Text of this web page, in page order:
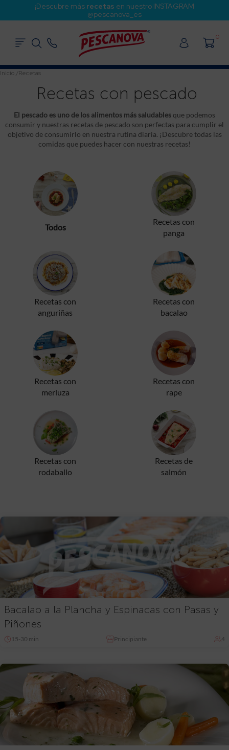
¡Descubre más recetas en nuestro INSTAGRAM
@pescanova_es
0
Inicio /Recetas
Recetas con pescado
El pescado es uno de los alimentos más saludables que podemos
consumir y nuestras recetas de pescado son perfectas para cumplir el
objetivo de consumirlo en nuestra rutina diaria. ¡Descubre todas las
comidas que puedes hacer con nuestras recetas!
Todos
Recetas con
panga
Recetas con
anguriñas
Recetas con
bacalao
Recetas con
merluza
Recetas con
rape
Recetas con
rodaballo
Recetas de
salmón
Bacalao a la Plancha y Espinacas con Pasas y
Piñones
15-30 min Principiante 4